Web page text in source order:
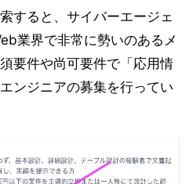
すると、サイバーエージェ
業界で非常に勢いのあるメ
要件や尚可要件で「応用情
ンジニアの募集を行ってい